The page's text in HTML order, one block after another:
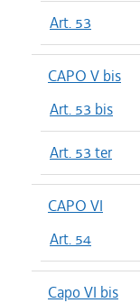
Art. 53
CAPO V bis
Art. 53 bis
Art. 53 ter
CAPO VI
Art. 54
Capo VI bis